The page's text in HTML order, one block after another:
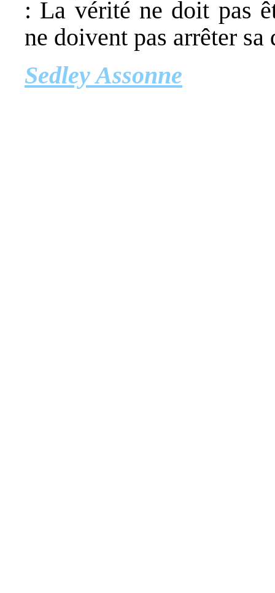
: La vérité ne doit pas
ne doivent pas arrêter sa
Sedley Assonne